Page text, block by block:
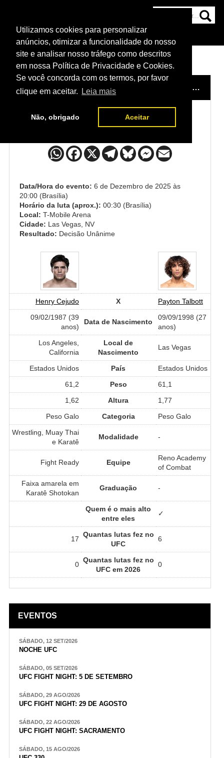
Utilizamos cookies para personalizar
anúncios, otimizar a funcionalidade do nosso
site e analisar nosso tráfego como descritos
em nossa Política de Privacidade e Cookies.
Se você concorda com os termos, por favor
clique em aceitar.
Leia mais
Não, obrigado Aceitar
NOTÍCIAS
HOME EVENTO / UFC 323: DVALISHVILI VS. YAN 2
Henry Cejudo x Payton Talbott
Data/Hora do evento: 6 de Dezembro de 2025 às
20:00 (Brasília)
Horário da luta (aprox.): 00:30 (Brasília)
Local: T-Mobile Arena
Cidade: Las Vegas, NV
Resultado: Decisão Unânime
Henry Cejudo X
Payton Talbott
09/02/1987 (39
anos)
Data de Nascimento
09/09/1998 (27
anos)
Los Angeles,
California
Local de
Nascimento
Las Vegas
Estados Unidos País
Estados Unidos
61,2
Peso
61,1
1,62
Altura
1,77
Peso Galo
Categoria
Peso Galo
Wrestling, Muay Thai
e Karatê
Modalidade -
Fight Ready Equipe
Reno Academy
of Combat
Faixa amarela em
Karatê Shotokan
Graduação -
Quem é o mais alto
entre eles
✓
17
Quantas lutas fez no
UFC
6
0
Quantas lutas fez no
UFC em 2026
0
EVENTOS
SÁBADO, 12 SET/2026
NOCHE UFC
SÁBADO, 05 SET/2026
UFC FIGHT NIGHT: 5 DE SETEMBRO
SÁBADO, 29 AGO/2026
UFC FIGHT NIGHT: 29 DE AGOSTO
SÁBADO, 22 AGO/2026
UFC FIGHT NIGHT: SACRAMENTO
SÁBADO, 15 AGO/2026